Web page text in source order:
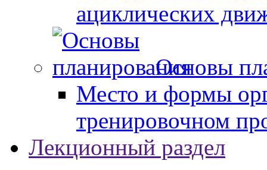
ациклических
Основы
Место и формы
тренировочном
Лекционный раздел